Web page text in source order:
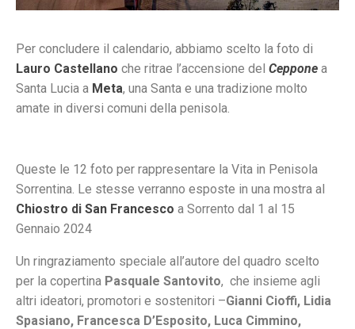
Per concludere il calendario, abbiamo scelto la foto di
Lauro Castellano che ritrae l’accensione del Ceppone a
Santa Lucia a Meta, una Santa e una tradizione molto
amate in diversi comuni della penisola.
Queste le 12 foto per rappresentare la Vita in Penisola
Sorrentina. Le stesse verranno esposte in una mostra al
Chiostro di San Francesco a Sorrento dal 1 al 15
Gennaio 2024
Un ringraziamento speciale all’autore del quadro scelto
per la copertina Pasquale Santovito, che insieme agli
altri ideatori, promotori e sostenitori –Gianni Cioffi, Lidia
Spasiano, Francesca D’Esposito, Luca Cimmino,